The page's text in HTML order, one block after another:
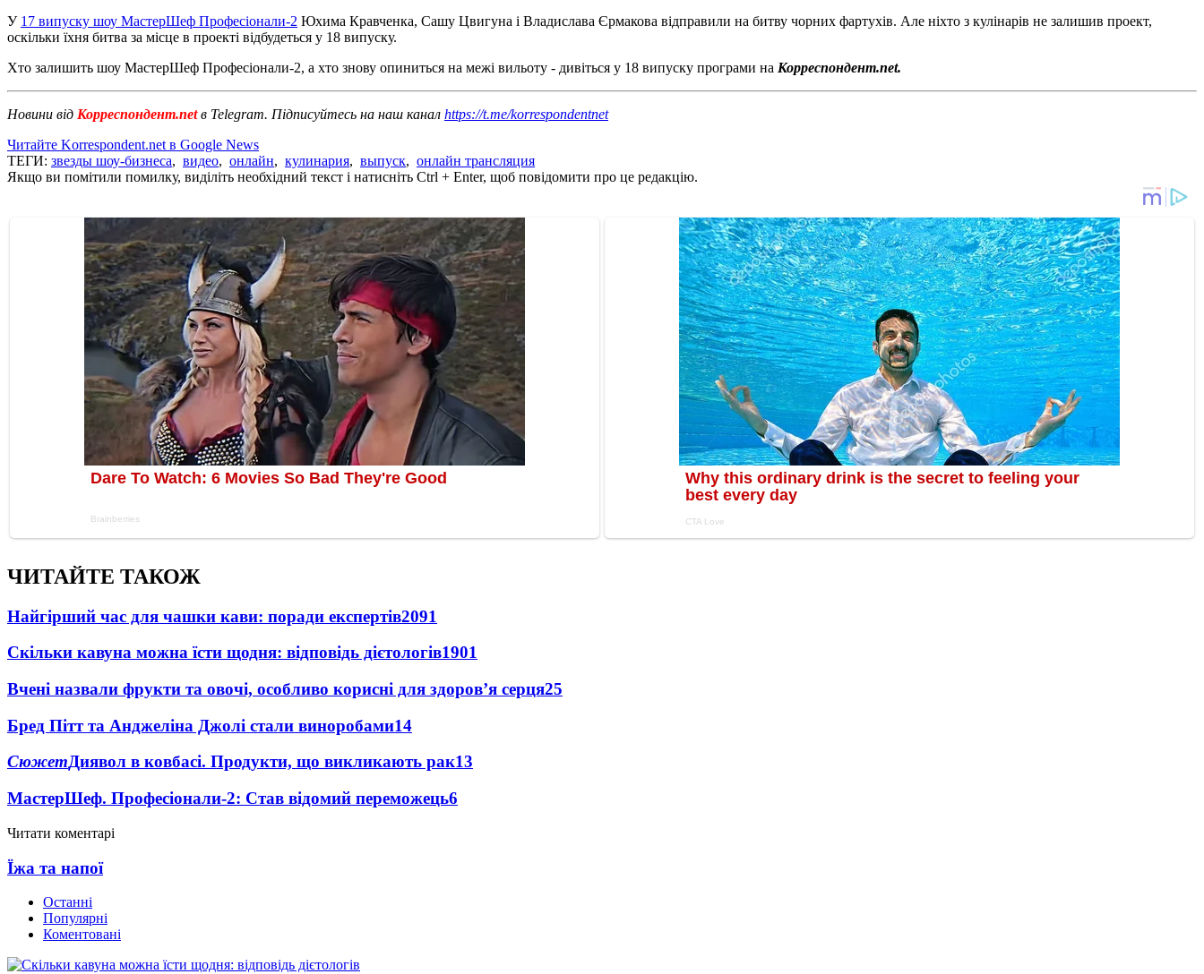
У 17 випуску шоу МастерШеф Професіонали-2 Юхима Кравченка, Сашу Цвигуна і Владислава Єрмакова відправили на битву чорних фартухів. Але ніхто з кулінарів не залишив проект,
оскільки їхня битва за місце в проекті відбудеться у 18 випуску.
Хто залишить шоу МастерШеф Професіонали-2, а хто знову опиниться на межі вильоту - дивіться у 18 випуску програми на Корреспондент.net.
Новини від Корреспондент.netв Telegram. Підписуйтесь на наш канал https://t.me/korrespondentnet
Читайте Korrespondent.net в Google News
ТЕГИ: звезды шоу-бизнеса, видео, онлайн, кулинария, выпуск, онлайн трансляция
Якщо ви помітили помилку, виділіть необхідний текст і натисніть Ctrl + Enter, щоб повідомити про це редакцію.
ЧИТАЙТЕ ТАКОЖ
Найгірший час для чашки кави: поради експертів2091
Скільки кавуна можна їсти щодня: відповідь дієтологів1901
Вчені назвали фрукти та овочі, особливо корисні для здоров’я серця25
Бред Пітт та Анджеліна Джолі стали виноробами14
СюжетДиявол в ковбасі. Продукти, що викликають рак13
МастерШеф. Професіонали-2: Став відомий переможець6
Читати коментарі
Їжа та напої
Останні
Популярні
Коментовані